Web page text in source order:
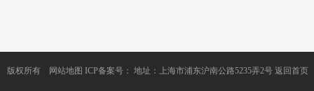
版权所有 网站地图 ICP备案号： 地址：上海市浦东沪南公路5235弄2号 返回首页